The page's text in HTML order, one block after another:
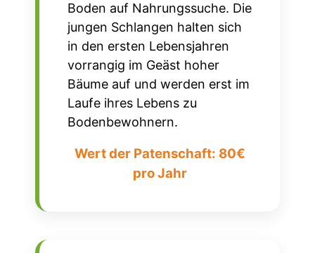
Boden auf Nahrungssuche. Die
jungen Schlangen halten sich
in den ersten Lebensjahren
vorrangig im Geäst hoher
Bäume auf und werden erst im
Laufe ihres Lebens zu
Bodenbewohnern.
Wert der Patenschaft: 80€
pro Jahr